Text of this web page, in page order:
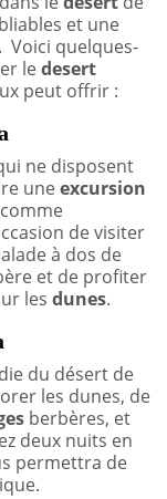
et une
Voici quelques-
ledesert
peut offrir :
ne disposent
uneexcursion
de visiter
à dos de
et de profiter
les dunes.
du désert de
les dunes, de
berbères, et
deux nuits en
permettra de